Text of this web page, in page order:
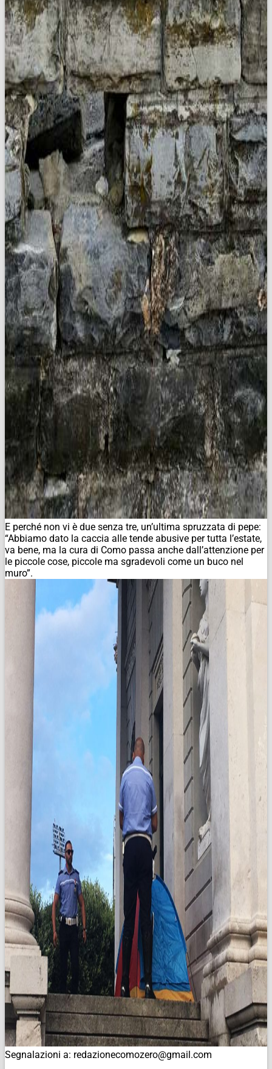
E perché non vi è due senza tre, un’ultima spruzzata di pepe:
“Abbiamo dato la caccia alle tende abusive per tutta l’estate,
va bene, ma la cura di Como passa anche dall’attenzione per
le piccole cose, piccole ma sgradevoli come un buco nel
muro”.
Segnalazioni a: redazionecomozero@gmail.com